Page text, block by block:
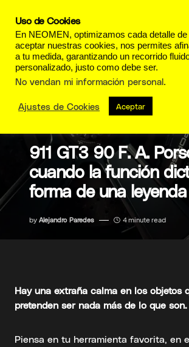
911 GT3 90 F. A.
cuando la función
forma de una leyenda
by Alejandro Paredes 4 minute read
Hay una extraña calma en los objetos
pretenden ser nada más de lo que son.
Piensa en tu herramienta favorita, en
Uso de Cookies
En NEOMEN, optimizamos cada detalle de
aceptar nuestras cookies, nos permites
a tu medida, garantizando un recorrido
personalizado, justo como debe ser.
No vendan mi información personal.
Ajustes de Cookies Aceptar